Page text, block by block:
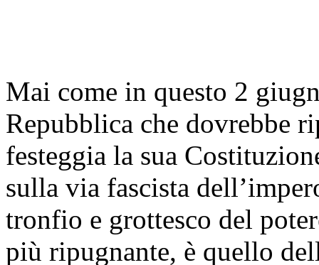
Mai come in questo 2
Repubblica che dovrebbe
festeggia la sua
sulla via fascista
tronfio e grottesco del
più ripugnante, è quello